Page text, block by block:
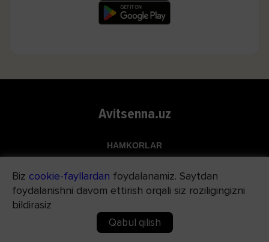
Avitsenna.uz
HAMKORLAR
Apteka.uz
Med24.uz
Biz cookie-fayllardan foydalanamiz. Saytdan
foydalanishni davom ettirish orqali siz roziligingizni
bildirasiz
Qabul qilish